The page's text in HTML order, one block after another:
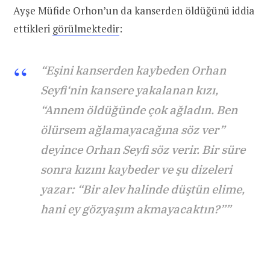
Ayşe Müfide Orhon’un da kanserden öldüğünü iddia
ettikleri görülmektedir:
“Eşini kanserden kaybeden Orhan
Seyfi‘nin kansere yakalanan kızı,
“Annem öldüğünde çok ağladın. Ben
ölürsem ağlamayacağına söz ver”
deyince Orhan Seyfi söz verir. Bir süre
sonra kızını kaybeder ve şu dizeleri
yazar: “Bir alev halinde düştün elime,
hani ey gözyaşım akmayacaktın?””